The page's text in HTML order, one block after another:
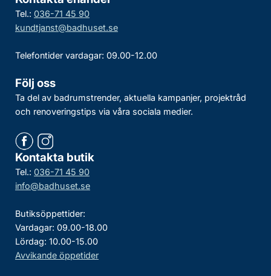
Tel.: 036-71 45 90
kundtjanst@badhuset.se
Telefontider vardagar: 09.00-12.00
Följ oss
Ta del av badrumstrender, aktuella kampanjer, projektråd
och renoveringstips via våra sociala medier.
Kontakta butik
Tel.: 036-71 45 90
info@badhuset.se
Butiksöppettider:
Vardagar: 09.00-18.00
Lördag: 10.00-15.00
Avvikande öppetider